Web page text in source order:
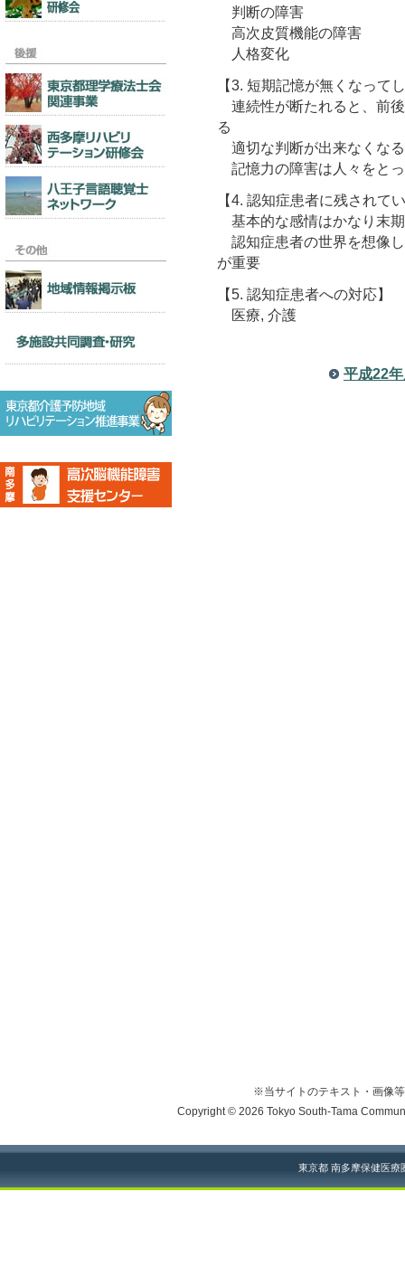
判断の障害
高次皮質機能の障害
人格変化
【3. 短期記憶が無くなって
連続性が断たれると、前
る
適切な判断が出来なくなる
記憶力の障害は人々をと
【4. 認知症患者に残されて
基本的な感情はかなり末
認知症患者の世界を想像
が重要
【5. 認知症患者への対応】
医療, 介護
平成22
※当サイトのテキスト・画像
Copyright © 2026 Tokyo South-Tama
東京都 南多摩保健医療